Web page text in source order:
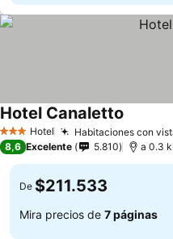
3 Estrellas
Hotel Habitaciones con
Hotel Canaletto
8,6 Excelente 5.810 a 0.3
De $211.533
Mira precios de 7 páginas